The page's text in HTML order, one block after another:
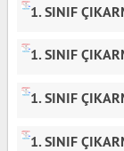
1. SINIF
1. SINIF
1. SINIF
1. SINIF